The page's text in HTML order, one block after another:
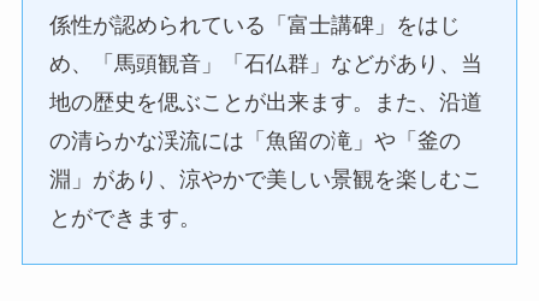
係性が認められている「富士講碑」をはじ
め、「馬頭観音」「石仏群」などがあり、当
地の歴史を偲ぶことが出来ます。また、沿道
の清らかな渓流には「魚留の滝」や「釜の
淵」があり、涼やかで美しい景観を楽しむこ
とができます。